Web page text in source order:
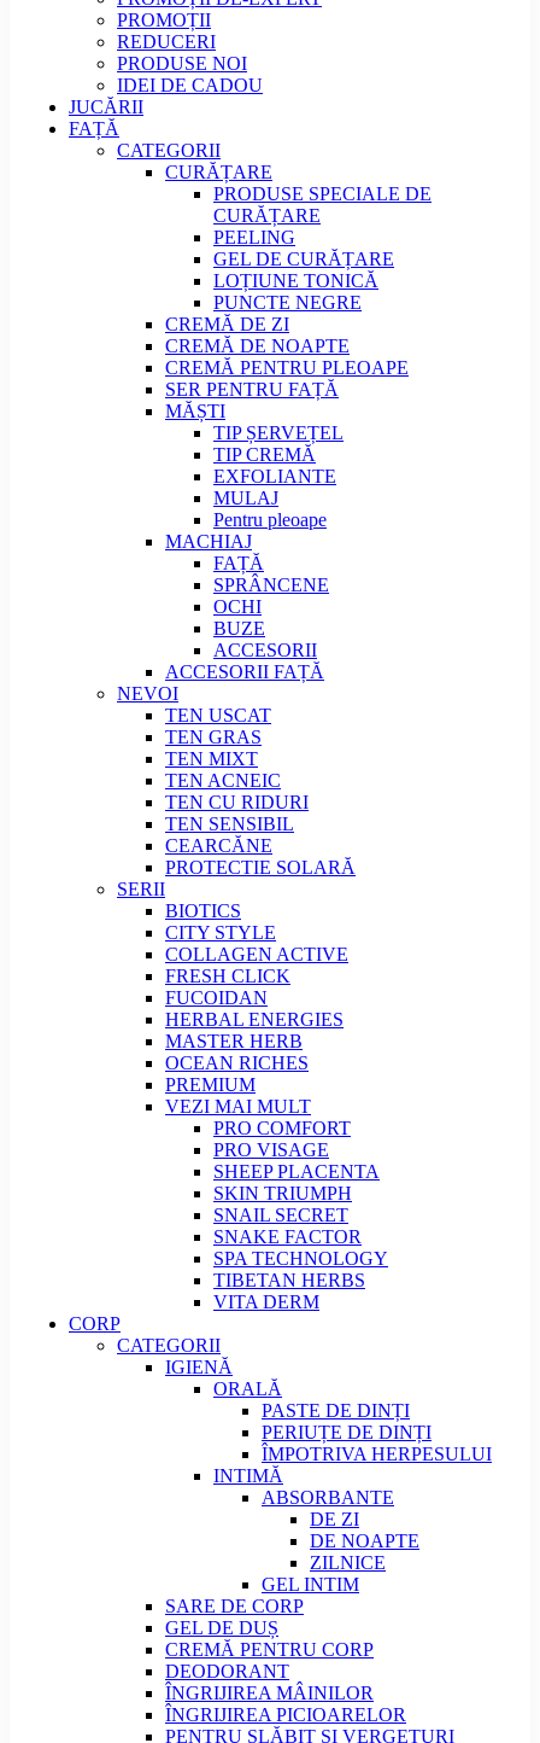
PROMOȚII
REDUCERI
PRODUSE NOI
IDEI DE CADOU
JUCĂRII
FAȚĂ
CATEGORII
CURĂȚARE
PRODUSE SPECIALE DE
CURĂȚARE
PEELING
GEL DE CURĂȚARE
LOȚIUNE TONICĂ
PUNCTE NEGRE
CREMĂ DE ZI
CREMĂ DE NOAPTE
CREMĂ PENTRU PLEOAPE
SER PENTRU FAȚĂ
MĂȘTI
TIP ȘERVEȚEL
TIP CREMĂ
EXFOLIANTE
MULAJ
Pentru pleoape
MACHIAJ
FAȚĂ
SPRÂNCENE
OCHI
BUZE
ACCESORII
ACCESORII FAȚĂ
NEVOI
TEN USCAT
TEN GRAS
TEN MIXT
TEN ACNEIC
TEN CU RIDURI
TEN SENSIBIL
CEARCĂNE
PROTECTIE SOLARĂ
SERII
BIOTICS
CITY STYLE
COLLAGEN ACTIVE
FRESH CLICK
FUCOIDAN
HERBAL ENERGIES
MASTER HERB
OCEAN RICHES
PREMIUM
VEZI MAI MULT
PRO COMFORT
PRO VISAGE
SHEEP PLACENTA
SKIN TRIUMPH
SNAIL SECRET
SNAKE FACTOR
SPA TECHNOLOGY
TIBETAN HERBS
VITA DERM
CORP
CATEGORII
IGIENĂ
ORALĂ
PASTE DE DINȚI
PERIUȚE DE DINȚI
ÎMPOTRIVA HERPESULUI
INTIMĂ
ABSORBANTE
DE ZI
DE NOAPTE
ZILNICE
GEL INTIM
SARE DE CORP
GEL DE DUȘ
CREMĂ PENTRU CORP
DEODORANT
ÎNGRIJIREA MÂINILOR
ÎNGRIJIREA PICIOARELOR
PENTRU SLĂBIT ȘI VERGETURI